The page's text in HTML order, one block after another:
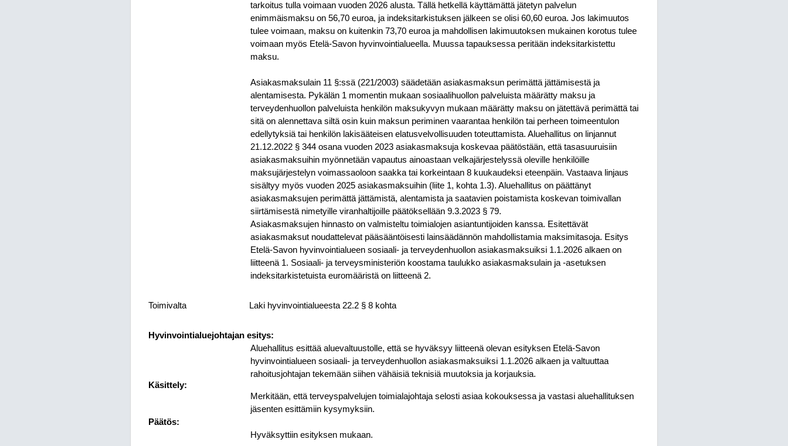
tarkoitus tulla voimaan vuoden 2026 alusta. Tällä hetkellä käyttämättä jätetyn palvelun
enimmäismaksu on 56,70 euroa, ja indeksitarkistuksen jälkeen se olisi 60,60 euroa. Jos lakimuutos
tulee voimaan, maksu on kuitenkin 73,70 euroa ja mahdollisen lakimuutoksen mukainen korotus tulee
voimaan myös Etelä-Savon hyvinvointialueella. Muussa tapauksessa peritään indeksitarkistettu
maksu.
Asiakasmaksulain 11 §:ssä (221/2003) säädetään asiakasmaksun perimättä jättämisestä ja
alentamisesta. Pykälän 1 momentin mukaan sosiaalihuollon palveluista määrätty maksu ja
terveydenhuollon palveluista henkilön maksukyvyn mukaan määrätty maksu on jätettävä perimättä tai
sitä on alennettava siltä osin kuin maksun periminen vaarantaa henkilön tai perheen toimeentulon
edellytyksiä tai henkilön lakisääteisen elatusvelvollisuuden toteuttamista. Aluehallitus on linjannut
21.12.2022 § 344 osana vuoden 2023 asiakasmaksuja koskevaa päätöstään, että tasasuuruisiin
asiakasmaksuihin myönnetään vapautus ainoastaan velkajärjestelyssä oleville henkilöille
maksujärjestelyn voimassaoloon saakka tai korkeintaan 8 kuukaudeksi eteenpäin. Vastaava linjaus
sisältyy myös vuoden 2025 asiakasmaksuihin (liite 1, kohta 1.3). Aluehallitus on päättänyt
asiakasmaksujen perimättä jättämistä, alentamista ja saatavien poistamista koskevan toimivallan
siirtämisestä nimetyille viranhaltijoille päätöksellään 9.3.2023 § 79.
Asiakasmaksujen hinnasto on valmisteltu toimialojen asiantuntijoiden kanssa. Esitettävät
asiakasmaksut noudattelevat pääsääntöisesti lainsäädännön mahdollistamia maksimitasoja. Esitys
Etelä-Savon hyvinvointialueen sosiaali- ja terveydenhuollon asiakasmaksuiksi 1.1.2026 alkaen on
liitteenä 1. Sosiaali- ja terveysministeriön koostama taulukko asiakasmaksulain ja -asetuksen
indeksitarkistetuista euromääristä on liitteenä 2.
Toimivalta Laki hyvinvointialueesta 22.2 § 8 kohta
Hyvinvointialuejohtajan esitys:
Aluehallitus esittää aluevaltuustolle, että se hyväksyy liitteenä olevan esityksen Etelä-Savon
hyvinvointialueen sosiaali- ja terveydenhuollon asiakasmaksuiksi 1.1.2026 alkaen ja valtuuttaa
rahoitusjohtajan tekemään siihen vähäisiä teknisiä muutoksia ja korjauksia.
Käsittely:
Merkitään, että terveyspalvelujen toimialajohtaja selosti asiaa kokouksessa ja vastasi aluehallituksen
jäsenten esittämiin kysymyksiin.
Päätös:
Hyväksyttiin esityksen mukaan.